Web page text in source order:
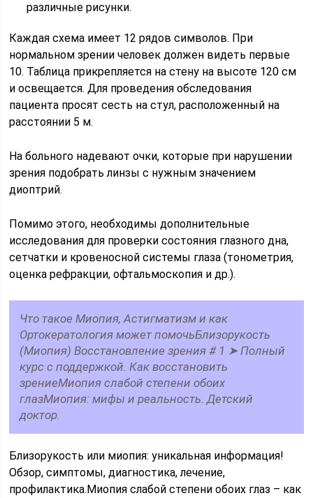
различные рисунки.
Каждая схема имеет 12 рядов символов. При
нормальном зрении человек должен видеть первые
10. Таблица прикрепляется на стену на высоте 120 см
и освещается. Для проведения обследования
пациента просят сесть на стул, расположенный на
расстоянии 5 м.
На больного надевают очки, которые при нарушении
зрения подобрать линзы с нужным значением
диоптрий.
Помимо этого, необходимы дополнительные
исследования для проверки состояния глазного дна,
сетчатки и кровеносной системы глаза (тонометрия,
оценка рефракции, офтальмоскопия и др.).
Что такое Миопия, Астигматизм и как
Ортокератология может помочьБлизорукость
(Миопия) Восстановление зрения # 1 ➤ Полный
курс с поддержкой. Как восстановить
зрениеМиопия слабой степени обоих
глазМиопия: мифы и реальность. Детский
доктор.
Близорукость или миопия: уникальная информация!
Обзор, симптомы, диагностика, лечение,
профилактика.Миопия слабой степени обоих глаз – как